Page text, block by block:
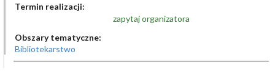
Termin realizacji:
zapytaj organizatora
Obszary tematyczne:
Bibliotekarstwo